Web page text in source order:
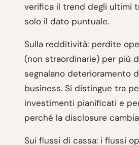
verifica il trend degli ultimi
solo il dato puntuale.
Sulla redditività: perdite
(non straordinarie) per più
segnalano deterioramento
business. Si distingue tra
investimenti pianificati e
perché la disclosure
Sui flussi di cassa: i flussi